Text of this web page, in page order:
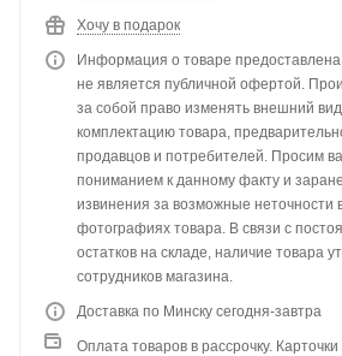
Хочу в подарок
Информация о товаре
не является публичной офертой.
за собой право изменять внешний
комплектацию товара,
продавцов и потребителей. Просим
пониманием к данному факту и
извинения за возможные неточности
фотографиях товара. В связи с
остатков на складе, наличие товара
сотрудников магазина.
Доставка по Минску сегодня-завтра
Оплата товаров в рассрочку.